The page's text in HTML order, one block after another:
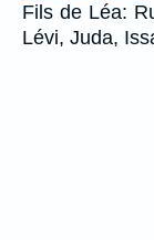
Fils de Léa:
Lévi, Juda,